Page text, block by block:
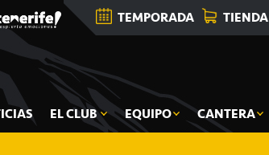
TEMPORADA TIENDA
EL CLUB EQUIPO CANTERA